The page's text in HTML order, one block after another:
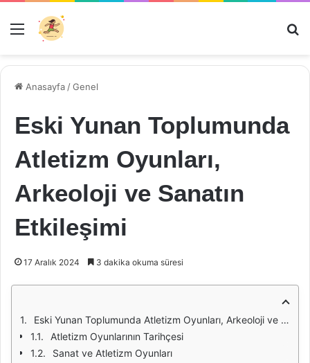
Menü
Anasayfa /Genel
Eski Yunan Toplumunda
Atletizm Oyunları,
Arkeoloji ve Sanatın
Etkileşimi
17 Aralık 2024 3 dakika okuma süresi
Eski Yunan Toplumunda Atletizm Oyunları, Arkeoloji ve Sanatın Etkileşimi
Atletizm Oyunlarının Tarihçesi
Sanat ve Atletizm Oyunları